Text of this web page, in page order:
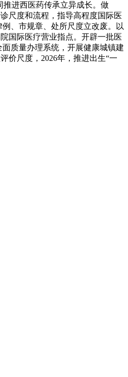
推进西医药传承立异成长。做
尺度和流程，指导高程度国际医
、市规章、处所尺度立改废。以
国际医疗营业指点。开辟一批医
质量办理系统，开展健康城镇建
价尺度，2026年，推进出生“一